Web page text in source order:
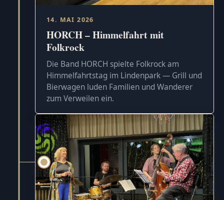
14. MAI 2026
HORCH – Himmelfahrt mit
Folkrock
Die Band HORCH spielte Folkrock am
Himmelfahrtstag im Lindenpark — Grill und
Bierwagen luden Familien und Wanderer
zum Verweilen ein.